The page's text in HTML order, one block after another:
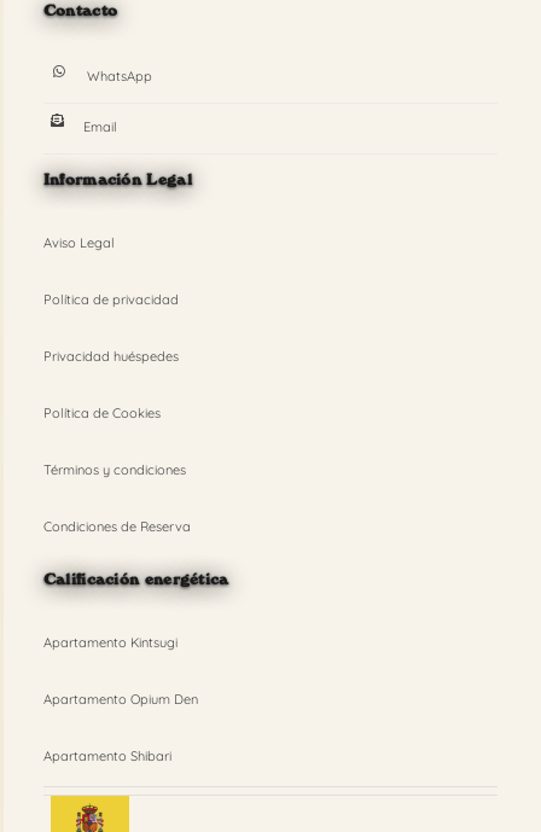
Contacto
WhatsApp
Email
Información Legal
Aviso Legal
Política de privacidad
Privacidad huéspedes
Política de Cookies
Términos y condiciones
Condiciones de Reserva
Calificación energética
Apartamento Kintsugi
Apartamento Opium Den
Apartamento Shibari